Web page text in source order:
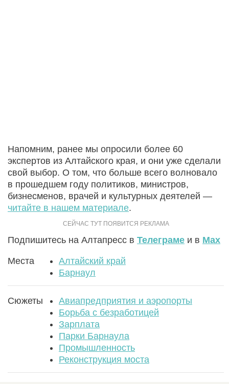
Напомним, ранее мы опросили более 60
экспертов из Алтайского края, и они уже сделали
свой выбор. О том, что больше всего волновало
в прошедшем году политиков, министров,
бизнесменов, врачей и культурных деятелей —
читайте в нашем материале.
Подпишитесь на Алтапресс в Телеграме и в Max
Места
Алтайский край
Барнаул
Сюжеты
Авиапредприятия и аэропорты
Борьба с безработицей
Зарплата
Парки Барнаула
Промышленность
Реконструкция моста